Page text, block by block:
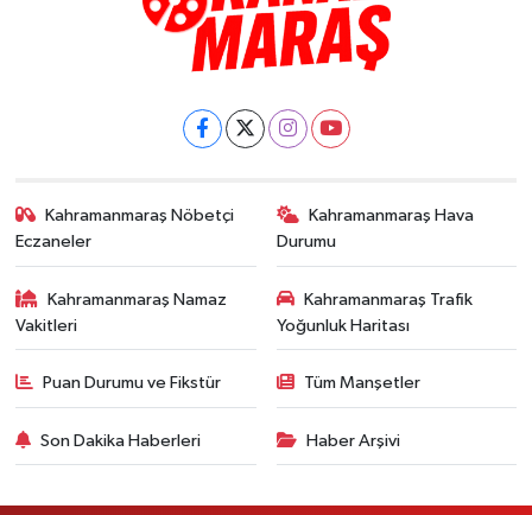
Kahramanmaraş Nöbetçi
Eczaneler
Kahramanmaraş Hava
Durumu
Kahramanmaraş Namaz
Vakitleri
Kahramanmaraş Trafik
Yoğunluk Haritası
Puan Durumu ve Fikstür Tüm Manşetler
Son Dakika Haberleri Haber Arşivi